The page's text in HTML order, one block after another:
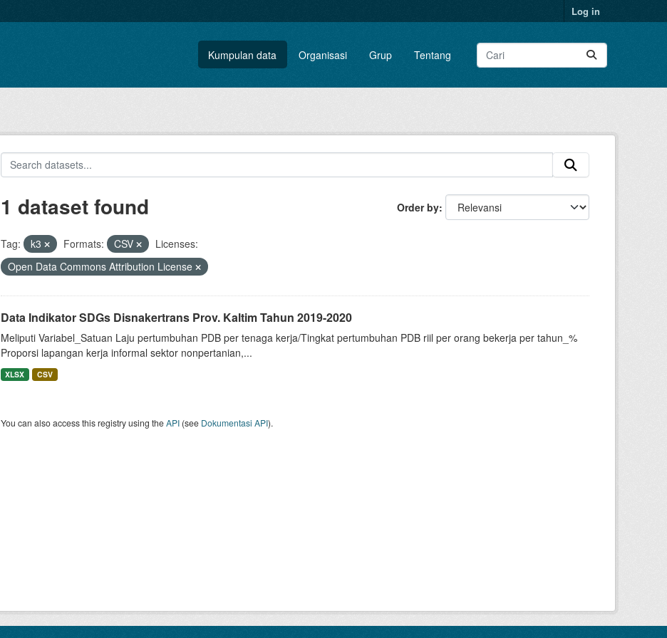
Log in
Kumpulan data Organisasi Grup Tentang
Order by
1 dataset found
Tag: k3 Formats: CSV
Licenses:
Open Data Commons Attribution License
Data Indikator SDGs Disnakertrans Prov. Kaltim Tahun 2019-2020
Meliputi Variabel_Satuan Laju pertumbuhan PDB per tenaga kerja/Tingkat pertumbuhan PDB riil per orang bekerja per tahun_%
Proporsi lapangan kerja informal sektor nonpertanian,...
XLSX CSV
You can also access this registry using theAPI(see Dokumentasi API).